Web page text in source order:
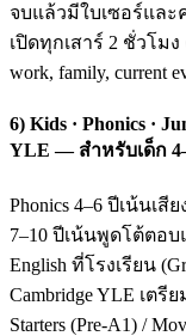
จบแล้วมีใบเซอร์และค
เปิดทุกเสาร์ 2 ชั่วโม
work, family,
6) Kids · Phonics ·
YLE — สำหรับเด็ก
Phonics 4–6 ปีเน้นเสี
7–10 ปีเน้นพูดโต้ตอบ
English ที่โรงเรียน
Cambridge YLE เต
Starters (Pre-A1) /